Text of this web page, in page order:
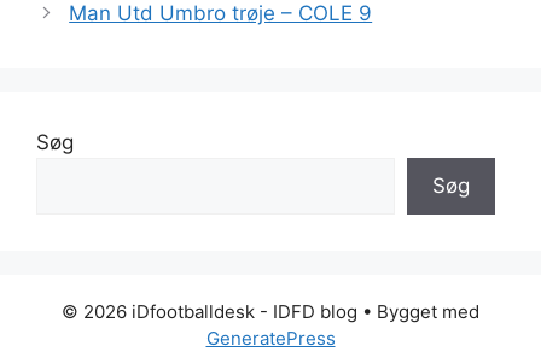
Man Utd Umbro trøje – COLE 9
Søg
Søg
© 2026 iDfootballdesk - IDFD blog • Bygget med
GeneratePress